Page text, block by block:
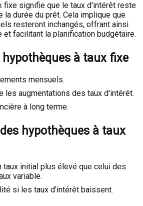
fixe signifie que le taux d'intérêt reste
la durée du prêt. Cela implique que
resteront inchangés, offrant ainsi
et facilitant la planification budgétaire.
à taux fixe
mensuels.
les augmentations des taux d'intérêt.
à long terme.
hypothèques à taux
taux initial plus élevé que celui des
variable.
si les taux d'intérêt baissent.